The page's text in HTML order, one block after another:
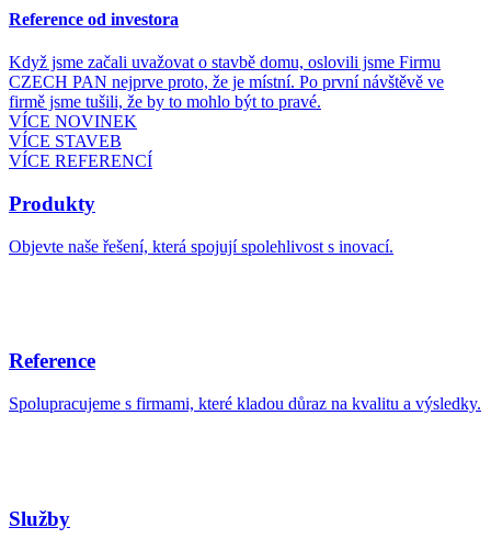
Reference od investora
Když jsme začali uvažovat o stavbě domu, oslovili jsme Firmu
CZECH PAN nejprve proto, že je místní. Po první návštěvě ve
firmě jsme tušili, že by to mohlo být to pravé.
VÍCE NOVINEK
VÍCE STAVEB
VÍCE REFERENCÍ
Produkty
Objevte naše řešení, která spojují spolehlivost s inovací.
Reference
Spolupracujeme s firmami, které kladou důraz na kvalitu a výsledky.
Služby